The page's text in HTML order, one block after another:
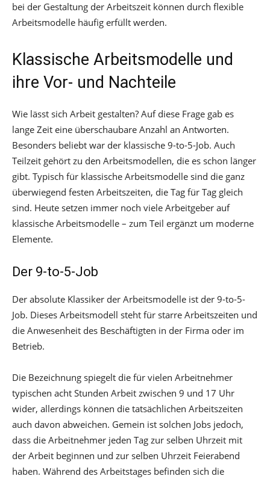
bei der Gestaltung der Arbeitszeit können durch flexible
Arbeitsmodelle häufig erfüllt werden.
Klassische Arbeitsmodelle und
ihre Vor- und Nachteile
Wie lässt sich Arbeit gestalten? Auf diese Frage gab es
lange Zeit eine überschaubare Anzahl an Antworten.
Besonders beliebt war der klassische 9-to-5-Job. Auch
Teilzeit gehört zu den Arbeitsmodellen, die es schon länger
gibt. Typisch für klassische Arbeitsmodelle sind die ganz
überwiegend festen Arbeitszeiten, die Tag für Tag gleich
sind. Heute setzen immer noch viele Arbeitgeber auf
klassische Arbeitsmodelle – zum Teil ergänzt um moderne
Elemente.
Der 9-to-5-Job
Der absolute Klassiker der Arbeitsmodelle ist der 9-to-5-
Job. Dieses Arbeitsmodell steht für starre Arbeitszeiten und
die Anwesenheit des Beschäftigten in der Firma oder im
Betrieb.
Die Bezeichnung spiegelt die für vielen Arbeitnehmer
typischen acht Stunden Arbeit zwischen 9 und 17 Uhr
wider, allerdings können die tatsächlichen Arbeitszeiten
auch davon abweichen. Gemein ist solchen Jobs jedoch,
dass die Arbeitnehmer jeden Tag zur selben Uhrzeit mit
der Arbeit beginnen und zur selben Uhrzeit Feierabend
haben. Während des Arbeitstages befinden sich die